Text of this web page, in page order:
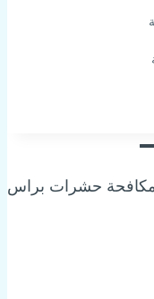
حشرات براس